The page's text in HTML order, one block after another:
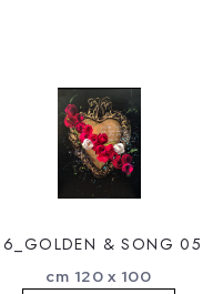
& SONG 05
cm 120 x 100